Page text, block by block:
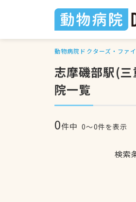
動物病院ドクターズ・ファ
志摩磯部駅(
院一覧
0件中 0〜0件を表示
検索